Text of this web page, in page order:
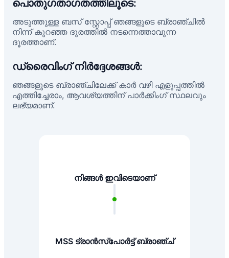
പൊതുഗതാഗതത്തിലൂടെ:
അടുത്തുള്ള ബസ് സ്റ്റോപ്പ് ഞങ്ങളുടെ ബ്രാഞ്ചിൽ
നിന്ന് കുറഞ്ഞ ദൂരത്തിൽ നടന്നെത്താവുന്ന
ദൂരത്താണ്.
ഡ്രൈവിംഗ് നിർദ്ദേശങ്ങൾ:
ഞങ്ങളുടെ ബ്രാഞ്ചിലേക്ക് കാർ വഴി എളുപ്പത്തിൽ
എത്തിച്ചേരാം, ആവശ്യത്തിന് പാർക്കിംഗ് സ്ഥലവും
ലഭ്യമാണ്.
നിങ്ങൾ ഇവിടെയാണ്
MSS ട്രാൻസ്പോർട്ട് ബ്രാഞ്ച്